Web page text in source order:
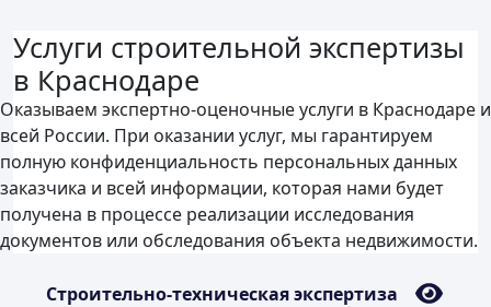
Услуги строительной экспертизы
в Краснодаре
Оказываем экспертно-оценочные услуги в Краснодаре и
всей России. При оказании услуг, мы гарантируем
полную конфиденциальность персональных данных
заказчика и всей информации, которая нами будет
получена в процессе реализации исследования
документов или обследования объекта недвижимости.
Строительно-техническая экспертиза